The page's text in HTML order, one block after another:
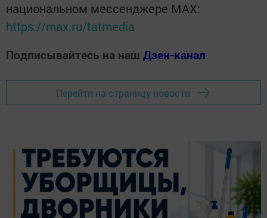
национальном мессенджере MАХ:
https://max.ru/tatmedia
Подписывайтесь на наш Дзен-канал
Перейти на страницу новости